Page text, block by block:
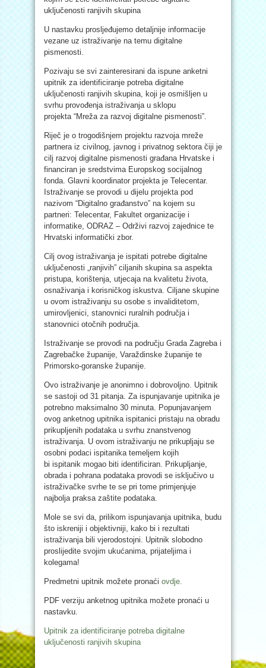
uključenosti ranjivih skupina
U nastavku prosljeđujemo detaljnije informacije
vezane uz istraživanje na temu digitalne
pismenosti.
Pozivaju se svi zainteresirani da ispune anketni
upitnik za identificiranje potreba digitalne
uključenosti ranjivih skupina, koji je osmišljen u
svrhu provođenja istraživanja u sklopu
projekta “Mreža za razvoj digitalne pismenosti”.
Riječ je o trogodišnjem projektu razvoja mreže
partnera iz civilnog, javnog i privatnog sektora čiji je
cilj razvoj digitalne pismenosti građana Hrvatske i
financiran je sredstvima Europskog socijalnog
fonda. Glavni koordinator projekta je Telecentar.
Istraživanje se provodi u dijelu projekta pod
nazivom “Digitalno građanstvo” na kojem su
partneri: Telecentar, Fakultet organizacije i
informatike, ODRAZ – Održivi razvoj zajednice te
Hrvatski informatički zbor.
Cilj ovog istraživanja je ispitati potrebe digitalne
uključenosti „ranjivih” ciljanih skupina sa aspekta
pristupa, korištenja, utjecaja na kvalitetu života,
osnaživanja i korisničkog iskustva. Ciljane skupine
u ovom istraživanju su osobe s invaliditetom,
umirovljenici, stanovnici ruralnih područja i
stanovnici otočnih područja.
Istraživanje se provodi na području Grada Zagreba i
Zagrebačke županije, Varaždinske županije te
Primorsko-goranske županije.
Ovo istraživanje je anonimno i dobrovoljno. Upitnik
se sastoji od 31 pitanja. Za ispunjavanje upitnika je
potrebno maksimalno 30 minuta. Popunjavanjem
ovog anketnog upitnika ispitanici pristaju na obradu
prikupljenih podataka u svrhu znanstvenog
istraživanja. U ovom istraživanju ne prikupljaju se
osobni podaci ispitanika temeljem kojih
bi ispitanik mogao biti identificiran. Prikupljanje,
obrada i pohrana podataka provodi se isključivo u
istraživačke svrhe te se pri tome primjenjuje
najbolja praksa zaštite podataka.
Mole se svi da, prilikom ispunjavanja upitnika, budu
što iskreniji i objektivniji, kako bi i rezultati
istraživanja bili vjerodostojni. Upitnik slobodno
proslijedite svojim ukućanima, prijateljima i
kolegama!
Predmetni upitnik možete pronaći ovdje.
PDF verziju anketnog upitnika možete pronaći u
nastavku.
Upitnik za identificiranje potreba digitalne
uključenosti ranjivih skupina